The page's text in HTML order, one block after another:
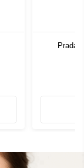
Prada